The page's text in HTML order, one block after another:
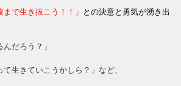
まで生き抜こう！！」
との決意と勇気が湧き出
んだろう？」
て生きていこうかしら？」など、